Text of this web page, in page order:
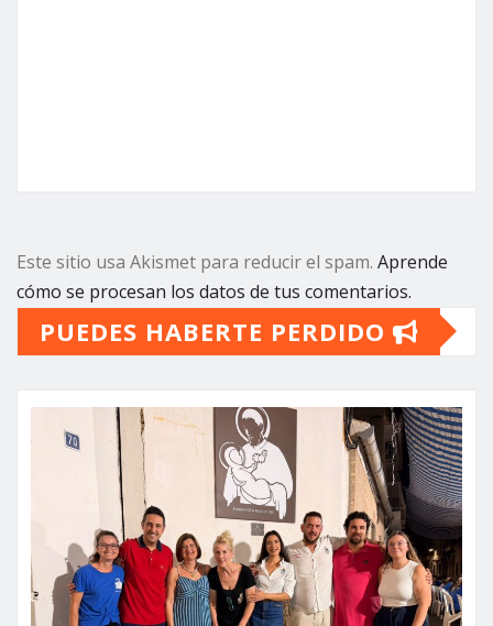
Este sitio usa Akismet para reducir el spam. Aprende
cómo se procesan los datos de tus comentarios.
PUEDES HABERTE PERDIDO